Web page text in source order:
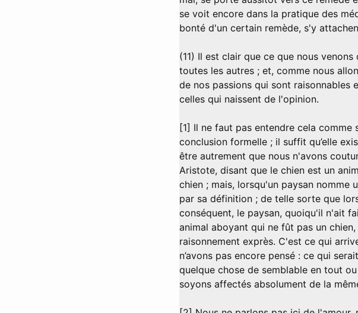
se voit encore dans la pratique des
bonté d'un certain remède, s'y
(11) Il est clair que ce que nous
toutes les autres ; et, comme nous
de nos passions qui sont raisonnables
celles qui naissent de l'opinion.
[1] Il ne faut pas entendre cela
conclusion formelle ; il suffit qu’elle
être autrement que nous n'avons
Aristote, disant que le chien est un
chien ; mais, lorsqu'un paysan nomme
par sa définition ; de telle sorte que
conséquent, le paysan, quoiqu'il n'ait
animal aboyant qui ne fût pas un
raisonnement exprès. C'est ce qui
n’avons pas encore pensé : ce qui
quelque chose de semblable en tout
soyons affectés absolument de la